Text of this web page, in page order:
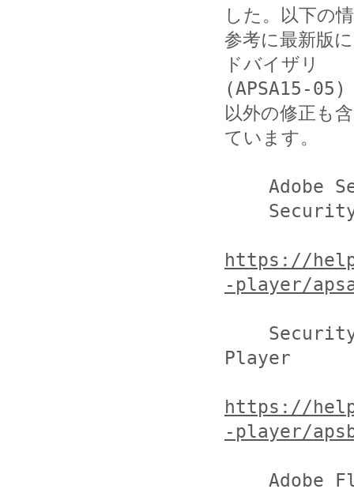
した。以下の
参考に最新版
ドバイザリ
(APSA15-05)
以外の修正も
ています。
https://
-player/
Player
https://
-player/